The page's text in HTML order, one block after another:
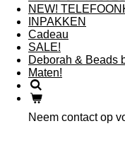
NEW!
INPAKKEN
Cadeau
SALE!
Deborah & Beads
Maten!
Neem contact op